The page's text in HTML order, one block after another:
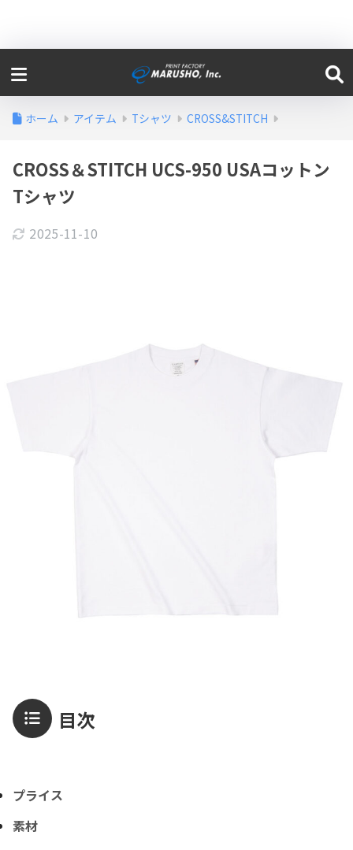
ホーム アイテム Tシャツ CROSS&STITCH
CROSS＆STITCH UCS-950 USAコットン
Tシャツ
2025-11-10
目次
プライス
素材